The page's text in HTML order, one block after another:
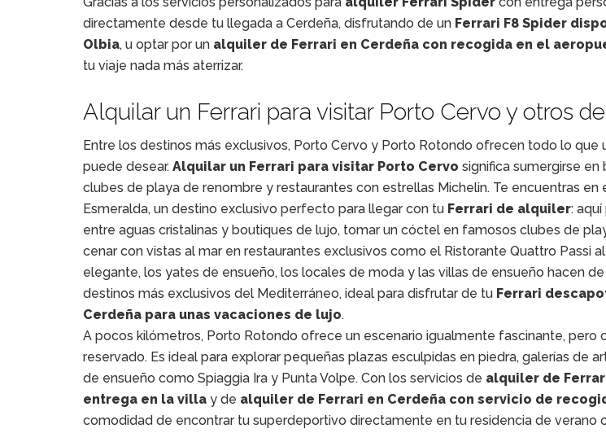
directamente desde tu llegada a Cerdeña, disfrutando de un Ferrari F8 Spider
Olbia, u optar por un alquiler de Ferrari en Cerdeña con recogida en el
tu viaje nada más aterrizar.
Alquilar un Ferrari para visitar Porto Cervo y otros
Entre los destinos más exclusivos, Porto Cervo y Porto Rotondo ofrecen todo lo que
puede desear. Alquilar un Ferrari para visitar Porto Cervo significa sumergirse
clubes de playa de renombre y restaurantes con estrellas Michelin. Te encuentras en
Esmeralda, un destino exclusivo perfecto para llegar con tu Ferrari de alquiler:
entre aguas cristalinas y boutiques de lujo, tomar un cóctel en famosos clubes de
cenar con vistas al mar en restaurantes exclusivos como el Ristorante Quattro Passi
elegante, los yates de ensueño, los locales de moda y las villas de ensueño hacen
destinos más exclusivos del Mediterráneo, ideal para disfrutar de tu Ferrari
Cerdeña para unas vacaciones de lujo.
A pocos kilómetros, Porto Rotondo ofrece un escenario igualmente fascinante, pero
reservado. Es ideal para explorar pequeñas plazas esculpidas en piedra, galerías de
de ensueño como Spiaggia Ira y Punta Volpe. Con los servicios de alquiler de
entrega en la villa y de alquiler de Ferrari en Cerdeña con servicio de
comodidad de encontrar tu superdeportivo directamente en tu residencia de verano